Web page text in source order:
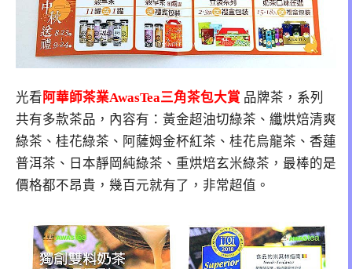
光看 阿華師茶業AwasTea三角茶包大賞 品牌茶，系列
共有多款茶品，內容有：黃金超油切綠茶、纖烘焙清爽
綠茶、桂花綠茶、阿薩姆金杯紅茶、桂花烏龍茶、香蓮
普洱茶、日本靜岡純綠茶、重烘焙玄米綠茶，最棒的是
價格都不昂貴，幾百元就有了，非常超值。